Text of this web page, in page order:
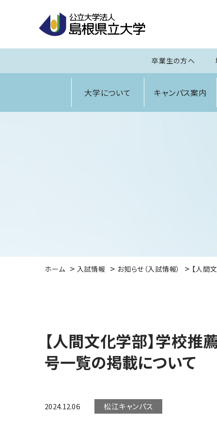
卒業生の方へ
大学について キャンパス案内
ホーム 入試情報 お知らせ（入試情報） 【人間
【人間文化学部】学校
号一覧の掲載について
2024.12.06 松江キャンパス